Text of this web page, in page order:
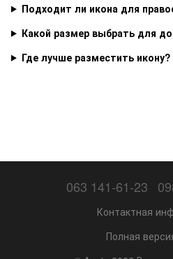
Подходит ли икона для
Какой размер выбрать для
Где лучше разместить икону?
063 141-61-23
Контактная
Полная